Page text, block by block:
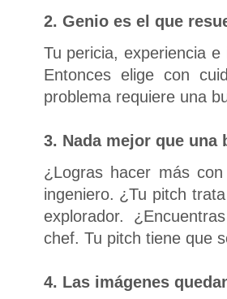
2. Genio es el que
Tu pericia, experiencia
Entonces elige con
problema requiere una
3. Nada mejor que una
¿Logras hacer más
ingeniero. ¿Tu pitch
explorador.
chef. Tu pitch tiene que
4. Las imágenes